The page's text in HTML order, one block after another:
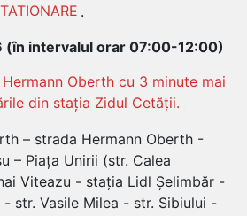
.
(în intervalul orar 07:00-12:00)
Oberth cu 3 minute mai
din stația Zidul Cetății.
– strada Hermann Oberth -
– Piața Unirii (str. Calea
Viteazu - stația Lidl Șelimbăr -
str. Vasile Milea - str. Sibiului -